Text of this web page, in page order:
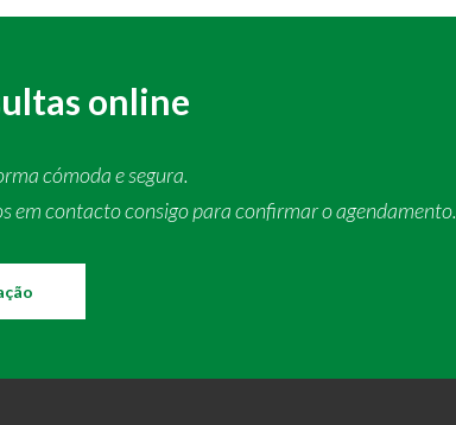
online
cómoda e segura.
em contacto consigo para confirmar o agendamento.